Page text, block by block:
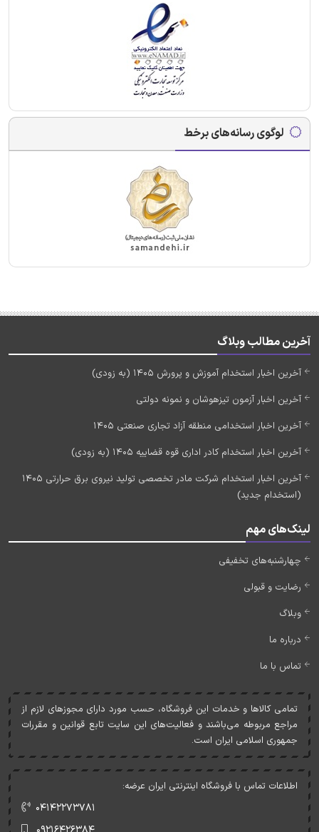
لوگوی رسانه‌های برخط
آخرین مطالب وبلاگ
آخرین اخبار استخدام آموزش و پرورش 1405 (به زودی)
آخرین اخبار آزمون تیزهوشان و نمونه دولتی
آخرین اخبار استخدامی منطقه آزاد تجاری صنعتی 1405
آخرین اخبار استخدام کادر اداری قوه قضاییه 1405 (به زودی)
آخرین اخبار استخدام شرکت مادر تخصصی تولید نیروی برق حرارتی 1405
(استخدام جدید)
لینک‌های مهم
چهارشنبه‌های تخفیفی
رضایت و قبولی
وبلاگ
درباره ما
تماس با ما
تمامی کالاها و خدمات اين فروشگاه، حسب مورد دارای مجوزهای لازم از
مراجع مربوطه می‌باشند و فعاليت‌های اين سايت تابع قوانين و مقررات
جمهوری اسلامی ايران است.
اطلاعات تماس با فروشگاه اینترنتی ایران عرضه:
۰۴۱۴۲۲۷۳۷۸۱